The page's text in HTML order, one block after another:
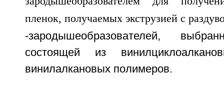
-зародышеобразователей,
состоящей из
винилалкановых полимеров.